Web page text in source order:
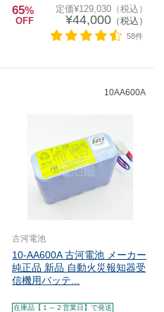
65%
OFF
定価¥129,030（税込）
¥44,000（税込）
58件
10AA600A
古河電池
10-AA600A 古河電池 メーカー
純正品 新品 自動火災報知器受
信機用バッテ...
在庫品【１～２営業日】で発送